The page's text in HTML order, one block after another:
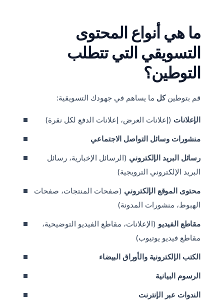
ما هي أنواع المحتوى
التسويقي التي تتطلب
التوطين؟
قم بتوطينكل ما يساهم في جهودك التسويقية:
الإعلانات (إعلانات العرض، إعلانات الدفع لكل نقرة)
منشورات وسائل التواصل الاجتماعي
رسائل البريد الإلكتروني (الرسائل الإخبارية، رسائل
البريد الإلكتروني الترويجية)
محتوى الموقع الإلكتروني (صفحات المنتجات، صفحات
الهبوط، منشورات المدونة)
مقاطع الفيديو (الإعلانات، مقاطع الفيديو التوضيحية،
مقاطع فيديو يوتيوب)
الكتب الإلكترونية والأوراق البيضاء
الرسوم البيانية
الندوات عبر الإنترنت